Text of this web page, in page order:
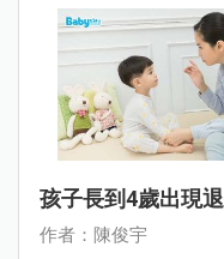
孩子長到4歲出現
作者：陳俊宇